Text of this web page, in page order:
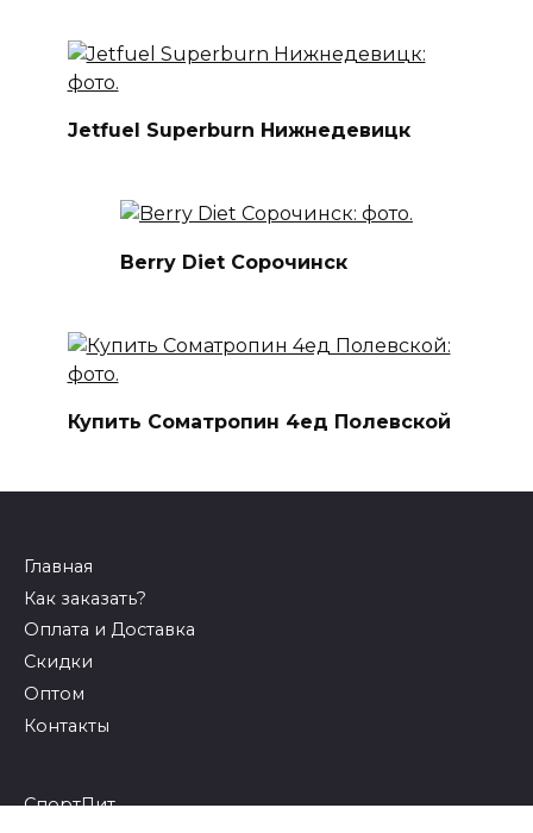
Jetfuel Superburn Нижнедевицк
Berry Diet Сорочинск
Купить Cоматропин 4ед Полевской
Главная
Как заказать?
Оплата и Доставка
Скидки
Оптом
Контакты
СпортПит